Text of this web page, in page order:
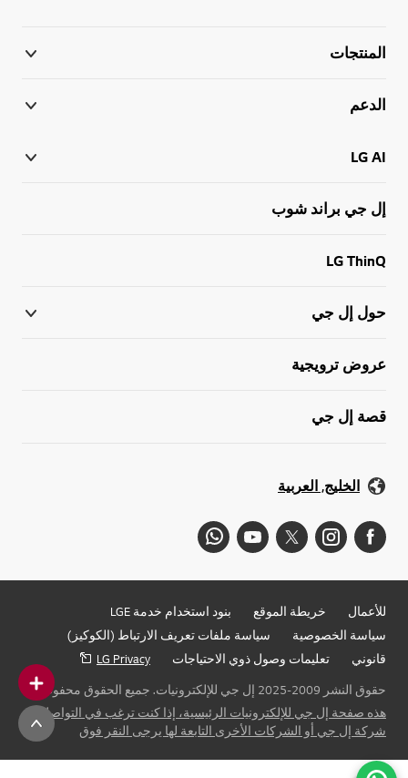
المنتجات
الدعم
LG AI
إل جي براند شوب
LG ThinQ
حول إل جي
عروض ترويجية
قصة إل جي
الخليج, العربية
للأعمال خريطة الموقع
بنود استخدام خدمة LGE
سياسة الخصوصية
سياسة ملفات تعريف الارتباط (الكوكيز)
قانوني
تعليمات وصول ذوي الاحتياجات
LG Privacy
حقوق النشر 2009-2025 إل جي للإلكترونيات. جميع الحقوق محفوظة
هذه صفحة إل جي للإلكترونيات الرئيسية، إذا كنت ترغب في التواصل مع
شركة إل جي أو الشركات الأخرى التابعة لها يرجى النقر فوق